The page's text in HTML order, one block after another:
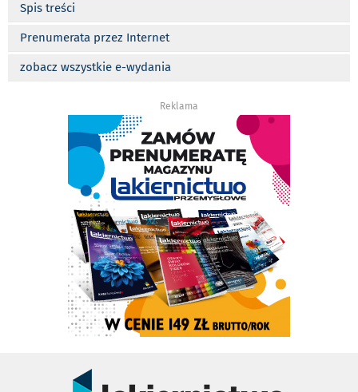
Spis treści
Prenumerata przez Internet
zobacz wszystkie e-wydania
Reklama